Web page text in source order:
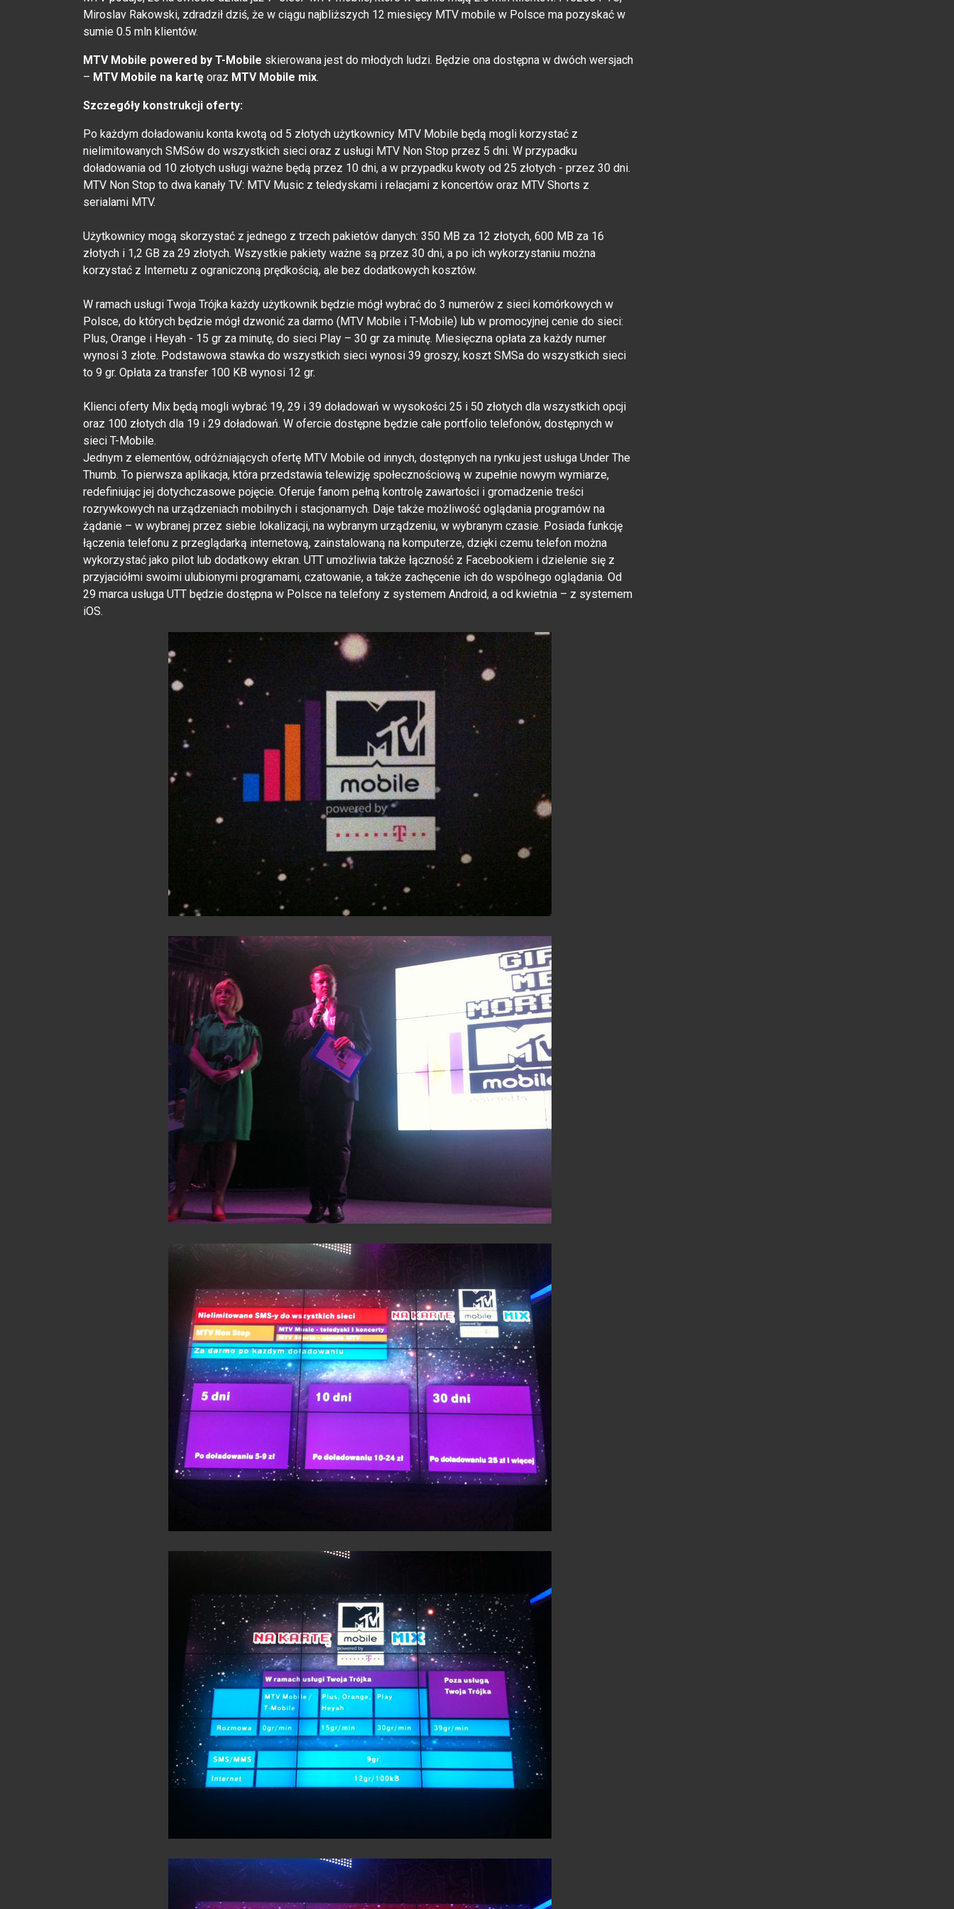
Miroslav Rakowski, zdradził dziś, że w ciągu najbliższych 12 miesięcy MTV mobile w Polsce ma pozyskać w
sumie 0.5 mln klientów.
MTV Mobile powered by T-Mobile skierowana jest do młodych ludzi. Będzie ona dostępna w dwóch wersjach
– MTV Mobile na kartę oraz MTV Mobile mix.
Szczegóły konstrukcji oferty:
Po każdym doładowaniu konta kwotą od 5 złotych użytkownicy MTV Mobile będą mogli korzystać z
nielimitowanych SMSów do wszystkich sieci oraz z usługi MTV Non Stop przez 5 dni. W przypadku
doładowania od 10 złotych usługi ważne będą przez 10 dni, a w przypadku kwoty od 25 złotych - przez 30 dni.
MTV Non Stop to dwa kanały TV: MTV Music z teledyskami i relacjami z koncertów oraz MTV Shorts z
serialami MTV.
Użytkownicy mogą skorzystać z jednego z trzech pakietów danych: 350 MB za 12 złotych, 600 MB za 16
złotych i 1,2 GB za 29 złotych. Wszystkie pakiety ważne są przez 30 dni, a po ich wykorzystaniu można
korzystać z Internetu z ograniczoną prędkością, ale bez dodatkowych kosztów.
W ramach usługi Twoja Trójka każdy użytkownik będzie mógł wybrać do 3 numerów z sieci komórkowych w
Polsce, do których będzie mógł dzwonić za darmo (MTV Mobile i T-Mobile) lub w promocyjnej cenie do sieci:
Plus, Orange i Heyah - 15 gr za minutę, do sieci Play – 30 gr za minutę. Miesięczna opłata za każdy numer
wynosi 3 złote. Podstawowa stawka do wszystkich sieci wynosi 39 groszy, koszt SMSa do wszystkich sieci
to 9 gr. Opłata za transfer 100 KB wynosi 12 gr.
Klienci oferty Mix będą mogli wybrać 19, 29 i 39 doładowań w wysokości 25 i 50 złotych dla wszystkich opcji
oraz 100 złotych dla 19 i 29 doładowań. W ofercie dostępne będzie całe portfolio telefonów, dostępnych w
sieci T-Mobile.
Jednym z elementów, odróżniających ofertę MTV Mobile od innych, dostępnych na rynku jest usługa Under The
Thumb. To pierwsza aplikacja, która przedstawia telewizję społecznościową w zupełnie nowym wymiarze,
redefiniując jej dotychczasowe pojęcie. Oferuje fanom pełną kontrolę zawartości i gromadzenie treści
rozrywkowych na urządzeniach mobilnych i stacjonarnych. Daje także możliwość oglądania programów na
żądanie – w wybranej przez siebie lokalizacji, na wybranym urządzeniu, w wybranym czasie. Posiada funkcję
łączenia telefonu z przeglądarką internetową, zainstalowaną na komputerze, dzięki czemu telefon można
wykorzystać jako pilot lub dodatkowy ekran. UTT umożliwia także łączność z Facebookiem i dzielenie się z
przyjaciółmi swoimi ulubionymi programami, czatowanie, a także zachęcenie ich do wspólnego oglądania. Od
29 marca usługa UTT będzie dostępna w Polsce na telefony z systemem Android, a od kwietnia – z systemem
iOS.